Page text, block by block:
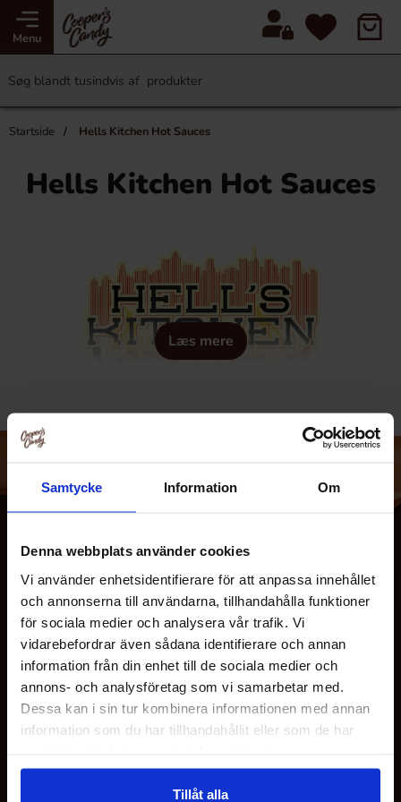
Samtycke Information Om
Denna webbplats använder cookies
Vi använder enhetsidentifierare för att anpassa innehållet
och annonserna till användarna, tillhandahålla funktioner
för sociala medier och analysera vår trafik. Vi
vidarebefordrar även sådana identifierare och annan
information från din enhet till de sociala medier och
annons- och analysföretag som vi samarbetar med.
Dessa kan i sin tur kombinera informationen med annan
information som du har tillhandahållit eller som de har
Tillåt alla
Menu
Startside Hells Kitchen Hot Sauces
Hells Kitchen Hot Sauces
Læs mere
I disse dage er West Side Manhattan-kvarteret Hell’s
Kitchen hjemsted for hÃ¸jhuse, fantastiske restauranter,
mennesker. At Ã¦re den rige, farverige fortid, der
eksisterer her for dem, der er kommet fÃ¸r, samt
fremtidige generationer er noget, vi tager meget alvorligt.
Vores mission er at levere saucer med personlighed og
attitude til mennesker, der nyder smag og krydderi i
perfekt harmoni. De varierer fra milde til stÃ¦rke og er alt
andet end almindelige! Vores engagement i fremragende
kvalitet giver os drivkraften til at producere nogle af de
mest interessante og smagfulde saucer, der er
kommercielt tilgÃ¦ngelige.Vi er virkelig den perfekte
balance mellem varme og smag!
OM OS